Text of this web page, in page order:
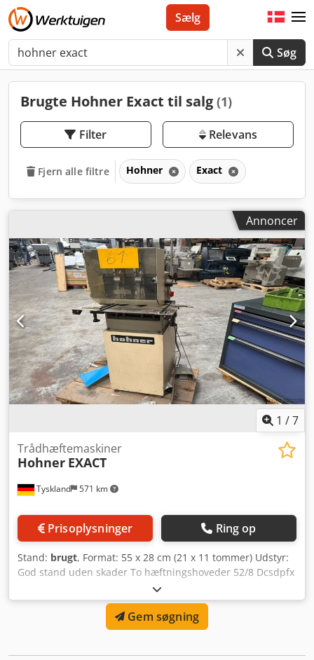
Søg
Sælg
Brugte Hohner Exact til salg (1)
Filter Relevans
Fjern alle filtre Hohner Exact
Annoncer
1 /7
Tyskland 571 km
Trådhæftemaskiner
Hohner EXACT
Prisoplysninger Ring op
Stand: brugt, Format: 55 x 28 cm (21 x 11 tommer) Udstyr:
God stand uden skader To hæftningshoveder 52/8 Dcsdpfx
Adoxztxme Ssk Maksimal hæftekapacitet på 8 mm
Gem søgning